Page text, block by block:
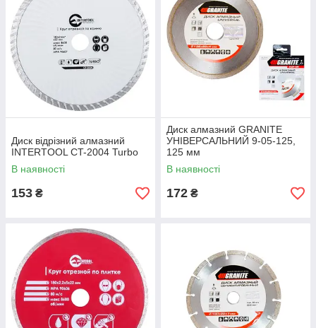
Диск відрізний алмазний
INTERTOOL CT-2004 Turbo
В наявності
153 ₴
Диск алмазний GRANITE
УНІВЕРСАЛЬНИЙ 9-05-125,
125 мм
В наявності
172 ₴